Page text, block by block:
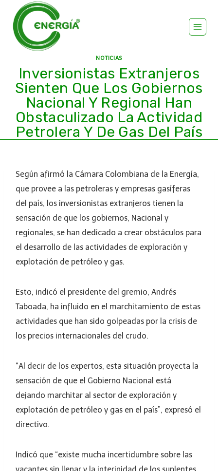
NOTICIAS
Inversionistas Extranjeros
Sienten Que Los Gobiernos
Nacional Y Regional Han
Obstaculizado La Actividad
Petrolera Y De Gas Del País
Según afirmó la Cámara Colombiana de la Energía,
que provee a las petroleras y empresas gasíferas
del país, los inversionistas extranjeros tienen la
sensación de que los gobiernos, Nacional y
regionales, se han dedicado a crear obstáculos para
el desarrollo de las actividades de exploración y
explotación de petróleo y gas.
Esto, indicó el presidente del gremio, Andrés
Taboada, ha influido en el marchitamiento de estas
actividades que han sido golpeadas por la crisis de
los precios internacionales del crudo.
“Al decir de los expertos, esta situación proyecta la
sensación de que el Gobierno Nacional está
dejando marchitar al sector de exploración y
explotación de petróleo y gas en el país”, expresó el
directivo.
Indicó que “existe mucha incertidumbre sobre las